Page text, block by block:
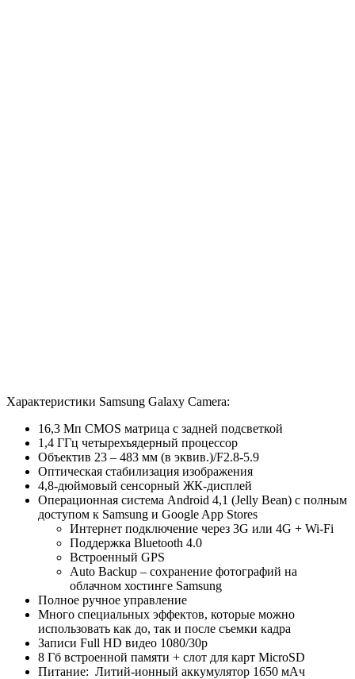
Характеристики Samsung Galaxy Camera:
16,3 Мп CMOS матрица с задней подсветкой
1,4 ГГц четырехъядерный процессор
Объектив 23 – 483 мм (в эквив.)/F2.8-5.9
Оптическая стабилизация изображения
4,8-дюймовый сенсорный ЖК-дисплей
Операционная система Android 4,1 (Jelly Bean) с полным
доступом к Samsung и Google App Stores
Интернет подключение через 3G или 4G + Wi-Fi
Поддержка Bluetooth 4.0
Встроенный GPS
Auto Backup – сохранение фотографий на
облачном хостинге Samsung
Полное ручное управление
Много специальных эффектов, которые можно
использовать как до, так и после съемки кадра
Записи Full HD видео 1080/30p
8 Гб встроенной памяти + слот для карт MicroSD
Питание: Литий-ионный аккумулятор 1650 мАч